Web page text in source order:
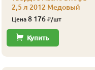
2,5 л 2012 Медовый
Цена 8 176₽/шт
Купить